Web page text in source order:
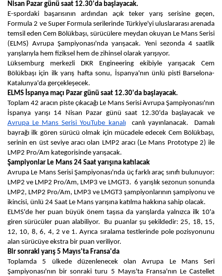
Nisan Pazar günü saat 12.30'da başlayacak.
E-spordaki başarısının ardından açık teker yarış serisine geçen,
Formula 2 ve Super Formula serilerinde Türkiye'yi uluslararası arenada
temsil eden Cem Bölükbaşı, sürücülere meydan okuyan Le Mans Serisi
(ELMS) Avrupa Şampiyonası'nda yarışacak. Yeni sezonda 4 saatlik
yarışlarıyla hem fiziksel hem de zihinsel olarak yarışıyor.
Lüksemburg merkezli DKR Engineering ekibiyle yarışacak Cem
Bölükbaşı için ilk yarış hafta sonu, İspanya'nın ünlü pisti Barselona-
Katalunya'da gerçekleşecek.
ELMS İspanya maçı Pazar günü saat 12.30'da başlayacak.
Toplam 42 aracın piste çıkacağı Le Mans Serisi Avrupa Şampiyonası'nın
Avrupa Le Mans Serisi YouTube kanalı
  canlı yayınlanacak.  Damalı
bayrağı ilk gören sürücü olmak için mücadele edecek Cem Bölükbaşı,
serinin en üst seviye aracı olan LMP2 aracı (Le Mans Prototype 2) ile
LMP2 Pro/Am kategorisinde yarışacak.
Şampiyonlar Le Mans 24 Saat yarışına katılacak
Avrupa Le Mans Serisi Şampiyonası'nda üç farklı araç sınıfı bulunuyor:
LMP2 ve LMP2 Pro/Am, LMP3 ve LMGT3.  6 yarışlık sezonun sonunda
LMP2, LMP2 Pro/Am, LMP3 ve LMGT3 şampiyonlarının şampiyonu ve
ikincisi, ünlü 24 Saat Le Mans yarışına katılma hakkına sahip olacak.
ELMS'de her puan büyük önem taşısa da yarışlarda yalnızca ilk 10'a
giren sürücüler puan alabiliyor.  Bu puanlar şu şekildedir: 25, 18, 15,
12, 10, 8, 6, 4, 2 ve 1. Ayrıca sıralama testlerinde pole pozisyonunu
alan sürücüye ekstra bir puan veriliyor.
Bir sonraki yarış 5 Mayıs'ta Fransa'da
Toplamda 5 ülkede düzenlenecek olan Avrupa Le Mans Seri
Şampiyonası'nın bir sonraki turu 5 Mayıs'ta Fransa'nın Le Castellet